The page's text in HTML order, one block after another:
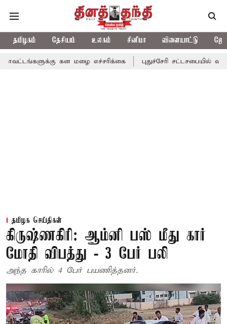
தமிழகம் தேசியம் உலகம் சினிமா விளையாட்டு
கன மழை எச்சரிக்கை புதுச்சேரி சட்டசபையில் வரும் 24ம்
தமிழக செய்திகள்
கிருஷ்ணகிரி: ஆம்னி பஸ் மீது கார்
மோதி விபத்து - 3 பேர் பலி
அந்த காரில் 4 பேர் பயணித்தனர்.